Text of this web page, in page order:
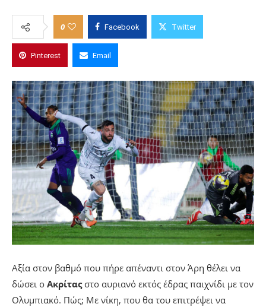
0 Facebook Twitter
Pinterest Email
Αξία στον βαθμό που πήρε απέναντι στον Άρη θέλει να
δώσει ο Ακρίταςστο αυριανό εκτός έδρας παιχνίδι με τον
Ολυμπιακό. Πώς; Με νίκη, που θα του επιτρέψει να